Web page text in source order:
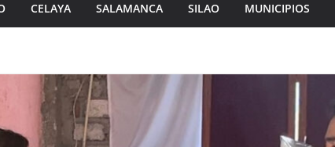
CELAYA SALAMANCA SILAO MUNICIPIOS